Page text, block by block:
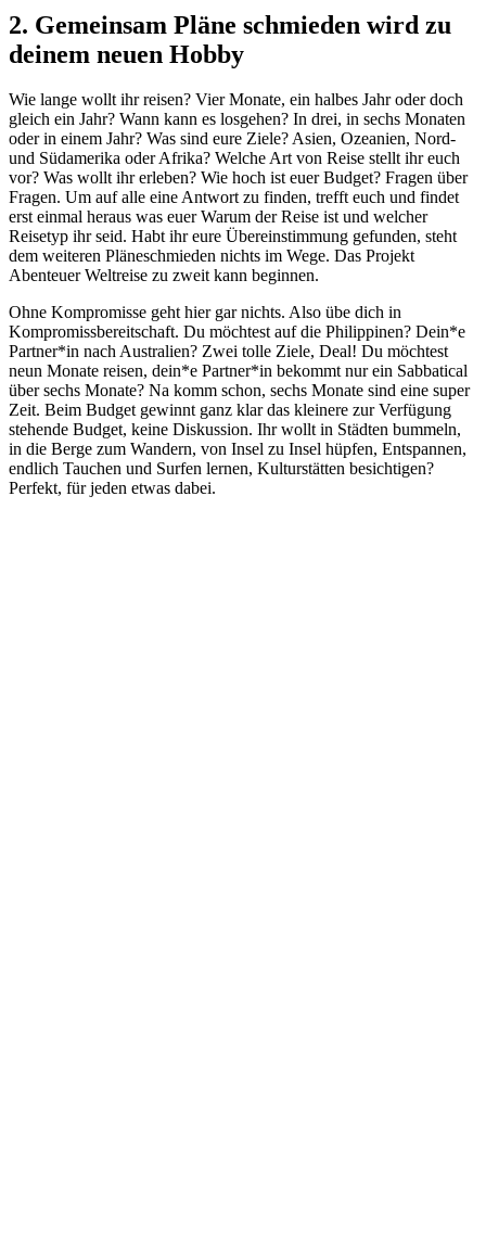
2. Gemeinsam Pläne schmieden wird zu
deinem neuen Hobby
Wie lange wollt ihr reisen? Vier Monate, ein halbes Jahr oder doch
gleich ein Jahr? Wann kann es losgehen? In drei, in sechs Monaten
oder in einem Jahr? Was sind eure Ziele? Asien, Ozeanien, Nord-
und Südamerika oder Afrika? Welche Art von Reise stellt ihr euch
vor? Was wollt ihr erleben? Wie hoch ist euer Budget? Fragen über
Fragen. Um auf alle eine Antwort zu finden, trefft euch und findet
erst einmal heraus was euer Warum der Reise ist und welcher
Reisetyp ihr seid. Habt ihr eure Übereinstimmung gefunden, steht
dem weiteren Pläneschmieden nichts im Wege. Das Projekt
Abenteuer Weltreise zu zweit kann beginnen.
Ohne Kompromisse geht hier gar nichts. Also übe dich in
Kompromissbereitschaft. Du möchtest auf die Philippinen? Dein*e
Partner*in nach Australien? Zwei tolle Ziele, Deal! Du möchtest
neun Monate reisen, dein*e Partner*in bekommt nur ein Sabbatical
über sechs Monate? Na komm schon, sechs Monate sind eine super
Zeit. Beim Budget gewinnt ganz klar das kleinere zur Verfügung
stehende Budget, keine Diskussion. Ihr wollt in Städten bummeln,
in die Berge zum Wandern, von Insel zu Insel hüpfen, Entspannen,
endlich Tauchen und Surfen lernen, Kulturstätten besichtigen?
Perfekt, für jeden etwas dabei.